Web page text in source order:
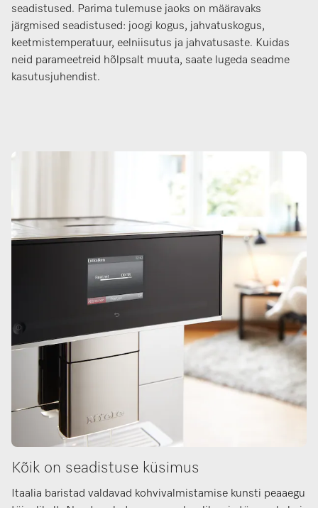
seadistused. Parima tulemuse jaoks on määravaks
järgmised seadistused: joogi kogus, jahvatuskogus,
keetmistemperatuur, eelniisutus ja jahvatusaste. Kuidas
neid parameetreid hõlpsalt muuta, saate lugeda seadme
kasutusjuhendist.
Kõik on seadistuse küsimus
Itaalia baristad valdavad kohvivalmistamise kunsti peaaegu